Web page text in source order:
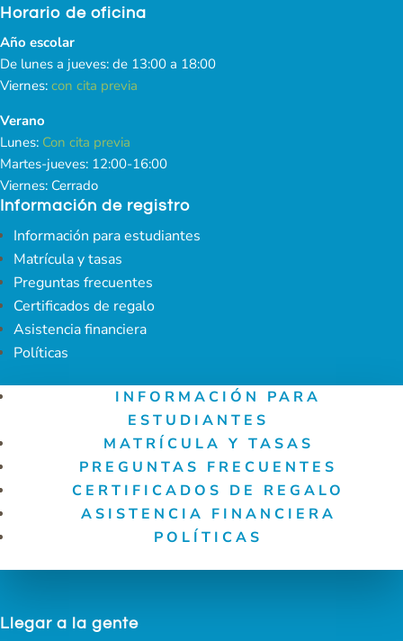
Horario de oficina
Año escolar
De lunes a jueves: de 13:00 a 18:00
Viernes: con cita previa
Verano
Lunes: Con cita previa
Martes-jueves: 12:00-16:00
Viernes: Cerrado
Información de registro
Información para estudiantes
Matrícula y tasas
Preguntas frecuentes
Certificados de regalo
Asistencia financiera
Políticas
INFORMACIÓN PARA
ESTUDIANTES
MATRÍCULA Y TASAS
PREGUNTAS FRECUENTES
CERTIFICADOS DE REGALO
ASISTENCIA FINANCIERA
POLÍTICAS
Llegar a la gente